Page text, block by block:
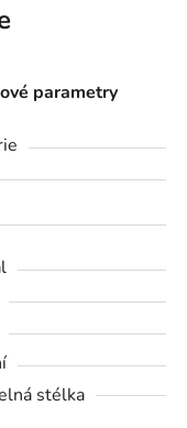
parametry
stélka